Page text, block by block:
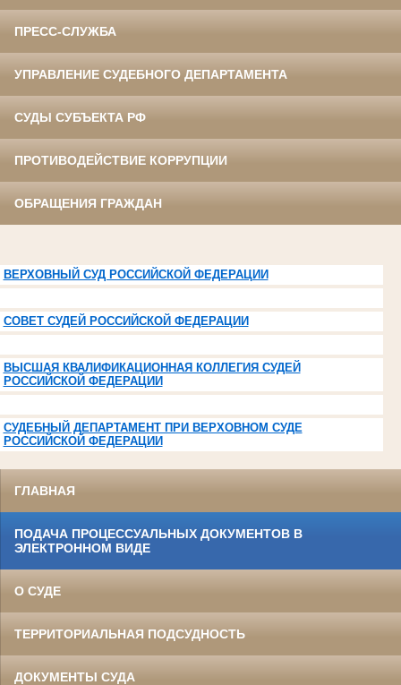
ПРЕСС-СЛУЖБА
УПРАВЛЕНИЕ СУДЕБНОГО ДЕПАРТАМЕНТА
СУДЫ СУБЪЕКТА РФ
ПРОТИВОДЕЙСТВИЕ КОРРУПЦИИ
ОБРАЩЕНИЯ ГРАЖДАН
ВЕРХОВНЫЙ СУД РОССИЙСКОЙ ФЕДЕРАЦИИ
СОВЕТ СУДЕЙ РОССИЙСКОЙ ФЕДЕРАЦИИ
ВЫСШАЯ КВАЛИФИКАЦИОННАЯ КОЛЛЕГИЯ СУДЕЙ
РОССИЙСКОЙ ФЕДЕРАЦИИ
СУДЕБНЫЙ ДЕПАРТАМЕНТ ПРИ ВЕРХОВНОМ СУДЕ
РОССИЙСКОЙ ФЕДЕРАЦИИ
ГЛАВНАЯ
ПОДАЧА ПРОЦЕССУАЛЬНЫХ ДОКУМЕНТОВ В
ЭЛЕКТРОННОМ ВИДЕ
О СУДЕ
ТЕРРИТОРИАЛЬНАЯ ПОДСУДНОСТЬ
ДОКУМЕНТЫ СУДА